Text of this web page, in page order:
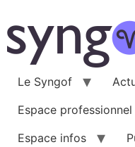
au
contenu
Le Syngof
Espace professionnel
Espace infos